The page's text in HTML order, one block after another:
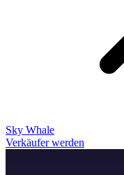
Sky Whale
Verkäufer werden